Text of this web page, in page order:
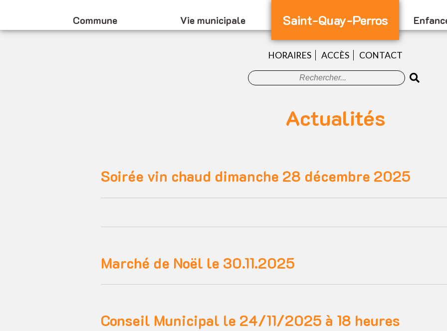
Commune Vie municipale Saint-Quay-Perros
HORAIRES
ACCÈS CONTACT
Actualités
Soirée vin chaud dimanche 28 décembre 2025
Marché de Noël le 30.11.2025
Conseil Municipal le 24/11/2025 à 18 heures